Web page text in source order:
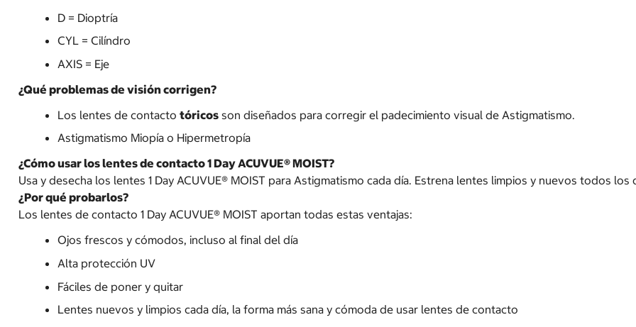
D = Dioptría
CYL = Cilíndro
AXIS = Eje
¿Qué problemas de visión corrigen?
Los lentes de contactotóricos son diseñados para corregir el padecimiento visual de Astigmatismo.
Astigmatismo Miopía o Hipermetropía
¿Cómo usar los lentes de contacto 1 Day ACUVUE® MOIST?
Usa y desecha los lentes 1 Day ACUVUE® MOIST para Astigmatismo cada día. Estrena lentes limpios y nuevos todos los
¿Por qué probarlos?
Los lentes de contacto 1 Day ACUVUE® MOIST aportan todas estas ventajas:
Ojos frescos y cómodos, incluso al final del día
Alta protección UV
Fáciles de poner y quitar
Lentes nuevos y limpios cada día, la forma más sana y cómoda de usar lentes de contacto